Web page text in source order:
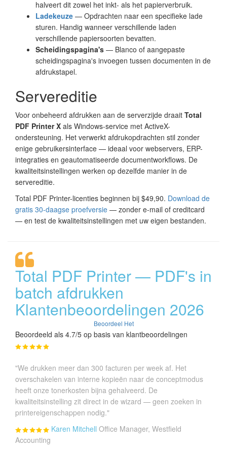
halveert dit zowel het inkt- als het papierverbruik.
Ladekeuze — Opdrachten naar een specifieke lade
sturen. Handig wanneer verschillende laden
verschillende papiersoorten bevatten.
Scheidingspagina's — Blanco of aangepaste
scheidingspagina's invoegen tussen documenten in de
afdrukstapel.
Servereditie
Voor onbeheerd afdrukken aan de serverzijde draait Total
PDF Printer X als Windows-service met ActiveX-
ondersteuning. Het verwerkt afdrukopdrachten stil zonder
enige gebruikersinterface — ideaal voor webservers, ERP-
integraties en geautomatiseerde documentworkflows. De
kwaliteitsinstellingen werken op dezelfde manier in de
servereditie.
Total PDF Printer-licenties beginnen bij $49,90. Download de
gratis 30-daagse proefversie — zonder e-mail of creditcard
— en test de kwaliteitsinstellingen met uw eigen bestanden.
Total PDF Printer — PDF's in
batch afdrukken
Klantenbeoordelingen 2026
Beoordeel Het
Beoordeeld als 4.7/5 op basis van klantbeoordelingen
"We drukken meer dan 300 facturen per week af. Het
overschakelen van interne kopieën naar de conceptmodus
heeft onze tonerkosten bijna gehalveerd. De
kwaliteitsinstelling zit direct in de wizard — geen zoeken in
printereigenschappen nodig."
Karen Mitchell Office Manager, Westfield
Accounting